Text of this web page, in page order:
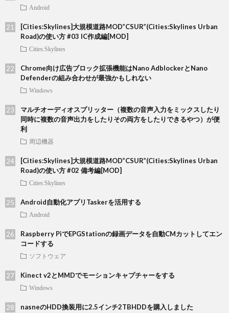
Android
[Cities:Skylines]大規模道路MOD”CSUR”(Cities:Skylines Urban
Road)の使い方 #03 IC作成編[MOD]
Cities:Skylines
Chrome向け広告ブロック拡張機能はNano AdblockerとNano
Defenderの組み合わせが最強かもしれない
Windows
マルチオーディオスプリッター（複数の音声入力をミックスしたり
同時に複数の音声出力をしたりその両方をしたりできるやつ）が便
利
周辺機器
[Cities:Skylines]大規模道路MOD”CSUR”(Cities:Skylines Urban
Road)の使い方 #02 備考編[MOD]
Cities:Skylines
Android自動化アプリTaskerを活用する
Android
Raspberry PiでEPGStationの録画データを自動CMカットしてエン
コードする
ソフトウェア
Kinect v2とMMDでモーションキャプチャーをする
Windows
nasneのHDD換装用に2.5インチ2TBHDDを購入しました